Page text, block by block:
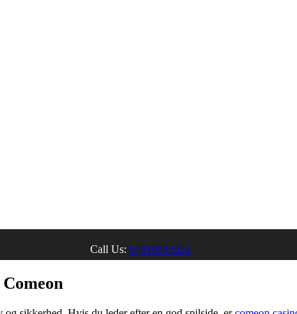
Call Us: 07810583321